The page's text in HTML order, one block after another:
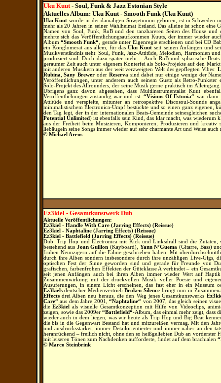
Uku Kuut- Soul, Funk & Jazz Estonian Style
Aktuelles Album: Uku Kuut - Smooth Funk (Uku Kuut)
Uku Kuut wurde in der damaligen Sowjetunion geboren, ist in Schweden
mehr als 20 Jahren in seiner Wahlheimat Estland. Das alleine ist schon
Namen von Soul, Funk, RnB und den tanzbareren Seiten des House und
mehrte sich das Veröffentlichungsaufkommen Kuuts, der immer wieder
Album “Smooth Funk“
, gerade unter Eigenregie erschienen und bei CD
ein Konglomerat aus allem, für dasUku Kuut seit seinen Anfängen und
Musikverständnis steht: Soul, Funk, Jazz-Attitüde, Melodien, Harmonien
produziert sind. Doch dazu später mehr…
Auch RnB und sphärische
geraumer Zeit auch unter eigenem Konterfei als Solo-Projekte auf den
mit anderen Musikern aus der weit verzweigten Welt des gepflegten Vibes:
Rubina ,Sany Brewer oder Reserva sind dabei nur einige wenige der
Veröffentlichungen, unter anderem auch seinem Gusto als Retro-
Solo-Projekt des Allrounders, der seine Musik gerne praktisch im
Übrigens ganz davon abgesehen, dass Multiinstrumentalist Kuut
Veröffentlichungen zuständig war und ist.
“Visions Of Estonia“ war dann
Attitüde und verspielte, mitunter an retrospektive Discosoul-Sounds
minimalistischem Electronica-Umpf bestückte und so einen ganz eigenen,
den Tag legt, der in der internationalen Beats-Gemeinde seinesgleichen
Potential Unlimited) ist ebenfalls sein Kind, das klar macht, was wiederum
aus der Freiheit beim Musizieren, Komponieren, Produzieren und
liebäugeln seine Songs immer wieder auf sehr charmante Art und Weise
© Michael Arens
Ez3kiel - Gesamtkunstwerk Dub
Aktuelle Veröffentlichungen:
Ez3kiel - Handle With Care (Jarring Effects) (Reissue)
Ez3kiel - Naphtaline (Jarring Effects) (Reissue)
Ez3kiel - Battlefield (Jarring Effects) (Reissue)
Dub, Trip Hop und Electronica mit Kick und Linksdrall sind die Zutaten,
bestehend aus Joan Guillon (Kayboard), Yann N’Guema (Gitarre, Bass)
frühen Neunzigern auf die Fahne geschrieben haben. Mit
durch ihre Alben sondern insbesondere durch ihre unzähligen Live-Gigs,
optischen Fest der Sinne geworden sind und gerade für Freunde von
grafischen, farbenfrohen Effekten der Güteklasse A verbindet – ein
seit jenen Anfängen auch bei ihren Alben immer wieder Wert auf
Zusammenwirkung mit der druckvollen Musik voller Poesie und
Ausuferungen, in einem Licht erscheinen, das fast eher in ein Museum
Ez3kiels deutscher MedienvertriebBroken Silence bringt nun in
Effectsdrei Alben neu heraus, die den Weg jenes Gesamtkunstwerks
Care“ aus dem Jahre 2001, “Naphtaline“ von 2007, das gleich seinen
dieEz3kiel
als visuelle Gesamtkonzeption mit Hilfe von Videoclips,
zeigen, sowie das 2009er “Battlefield“-Album, das einmal mehr zeigt, dass
wieder auch in dem liegen, was wir heute als Trip Hop und Big Beat
die bis in die Gegenwart Bestand hat und mitzureißen vermag. Mit den
und ausdrucksstärker, immer Detailorientierter und immer näher an den
heranrückend – freilich nicht, ohne den so heißgeliebten Dub an vorderster
mit leiseren Tönen zum Nachdenken aufforderte, findet auf dem brachialen
© Marco Steinbrink